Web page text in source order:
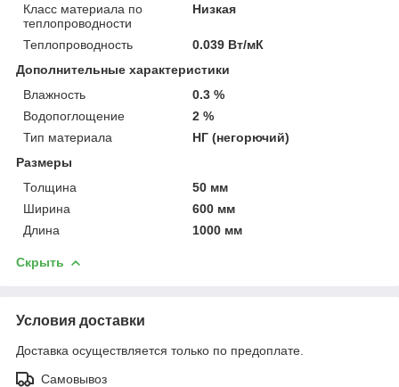
Класс материала по
теплопроводности
Низкая
Теплопроводность
0.039 Вт/мК
Дополнительные характеристики
Влажность
0.3 %
Водопоглощение
2 %
Тип материала
НГ (негорючий)
Размеры
Толщина
50 мм
Ширина
600 мм
Длина
1000 мм
Скрыть
Условия доставки
Доставка осуществляется только по предоплате.
Самовывоз